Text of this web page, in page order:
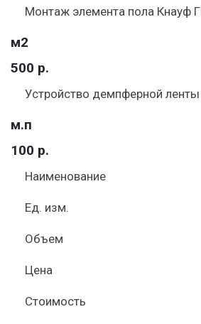
Монтаж элемента пола Кнауф
м2
500 р.
Устройство демпферной
м.п
100 р.
Наименование
Ед. изм.
Объем
Цена
Стоимость